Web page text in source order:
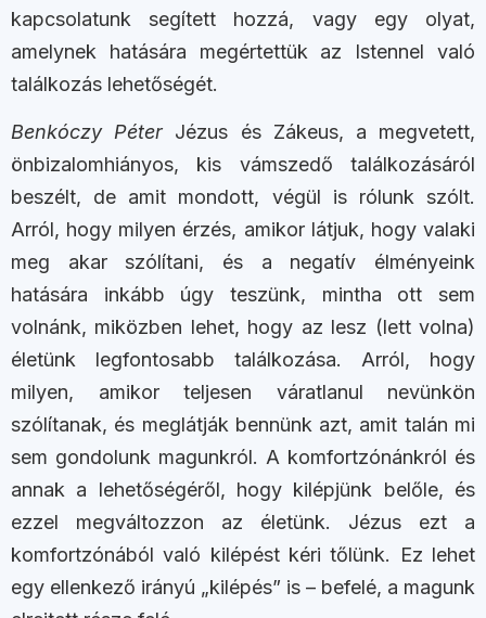
kapcsolatunk segített hozzá, vagy egy olyat,
amelynek hatására megértettük az Istennel való
találkozás lehetőségét.
Benkóczy PéterJézus és Zákeus, a megvetett,
önbizalomhiányos, kis vámszedő találkozásáról
beszélt, de amit mondott, végül is rólunk szólt.
Arról, hogy milyen érzés, amikor látjuk, hogy valaki
meg akar szólítani, és a negatív élményeink
hatására inkább úgy teszünk, mintha ott sem
volnánk, miközben lehet, hogy az lesz (lett volna)
életünk legfontosabb találkozása. Arról, hogy
milyen, amikor teljesen váratlanul nevünkön
szólítanak, és meglátják bennünk azt, amit talán mi
sem gondolunk magunkról. A komfortzónánkról és
annak a lehetőségéről, hogy kilépjünk belőle, és
ezzel megváltozzon az életünk. Jézus ezt a
komfortzónából való kilépést kéri tőlünk. Ez lehet
egy ellenkező irányú „kilépés” is – befelé, a magunk